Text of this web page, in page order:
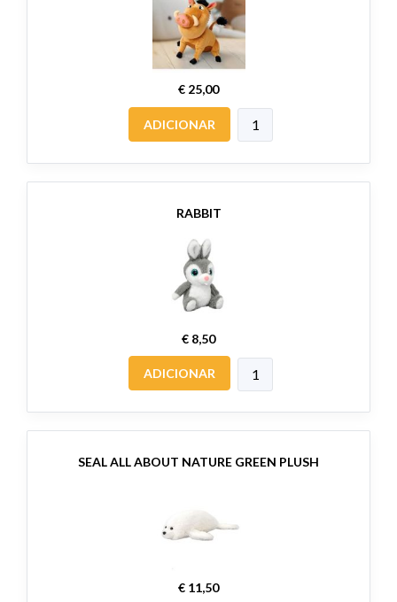
€ 25,00
ADICIONAR
RABBIT
€ 8,50
ADICIONAR
SEAL ALL ABOUT NATURE GREEN PLUSH
€ 11,50